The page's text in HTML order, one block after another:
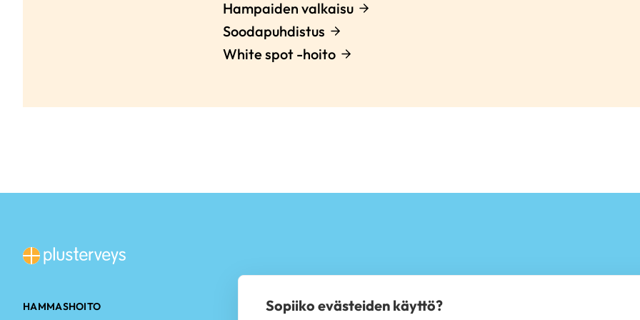
Hampaiden valkaisu
Soodapuhdistus
White spot -hoito
HAMMASHOITO TOIMIPISTEET
Sopiiko evästeiden käyttö?